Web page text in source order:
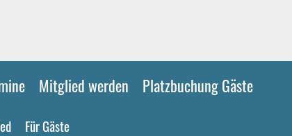
Mitglied werden Platzbuchung Gäste
Für Gäste